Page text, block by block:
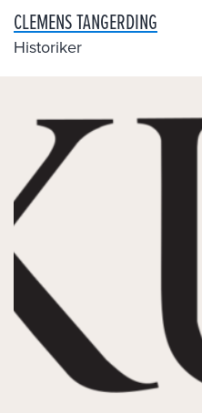
SkipCLEMENS TANGERDING
Historiker